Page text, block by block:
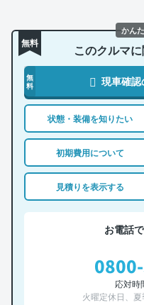
無料 このクルマ
無
料
現車確
状態・装備を知りたい
初期費用について
見積りを表示する
お電話
応対時
火曜定休日、
かん